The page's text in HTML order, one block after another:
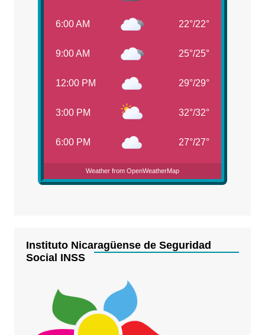
6:00 AM 22°/22°
9:00 AM 25°/25°
12:00 PM 29°/29°
3:00 PM 32°/32°
6:00 PM 27°/27°
Weather from OpenWeatherMap
Instituto Nicaragüense de Seguridad
Social INSS